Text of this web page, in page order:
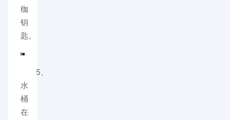
枷
钥
匙。
5、
水
桶
在